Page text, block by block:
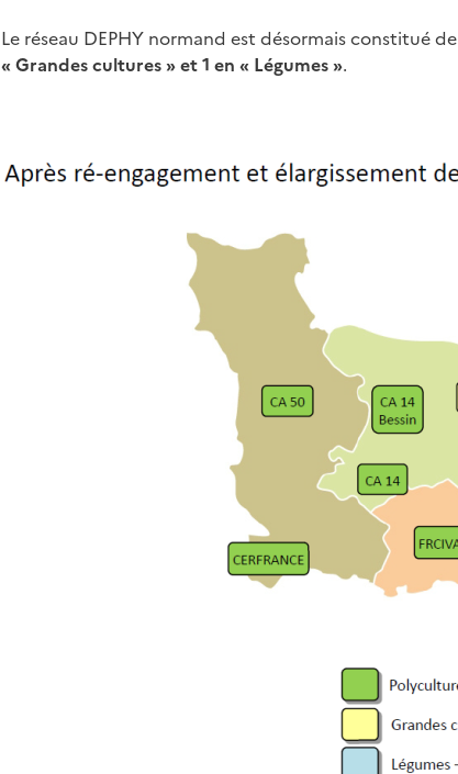
Le réseau DEPHY normand est désormais constitué de
« Grandes cultures » et 1 en « Légumes ».